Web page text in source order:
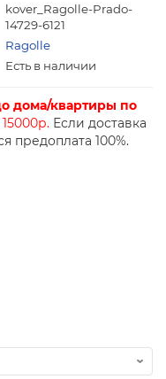
kover_Ragolle-Prado-
14729-6121
Ragolle
Есть в наличии
дома/квартиры по
Если доставка
предоплата 100%.